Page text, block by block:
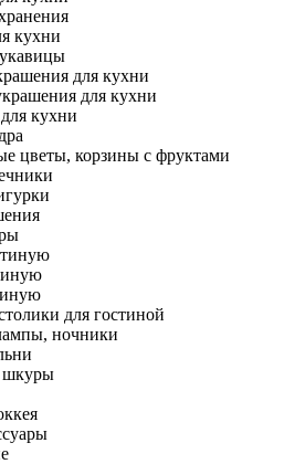
кухни
для кухни
для кухни
кухни
цветы, корзины с фруктами
для гостиной
ночники
шкуры